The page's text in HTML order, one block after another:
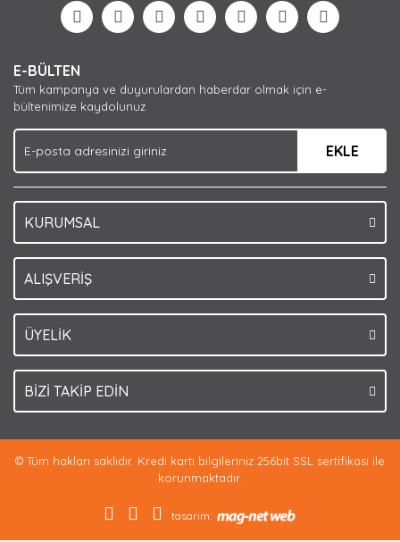
Yorum Yaz
Görüş ve önerileriniz için teşekkür ederiz.
Ürün açıklamasında eksik bilgiler bulunuyor.
Ürün bilgilerinde hatalar bulunuyor.
Ürün fiyatı diğer sitelerden daha pahalı.
Bu ürüne benzer farklı alternatifler olmalı.
E-BÜLTEN
Tüm kampanya ve duyurulardan haberdar olmak için e-
bültenimize kaydolunuz.
EKLE
KURUMSAL
ALIŞVERİŞ
ÜYELİK
BİZİ TAKİP EDİN
© Tüm hakları saklıdır. Kredi kartı bilgileriniz 256bit SSL sertifikası ile
korunmaktadır.
tasarım: